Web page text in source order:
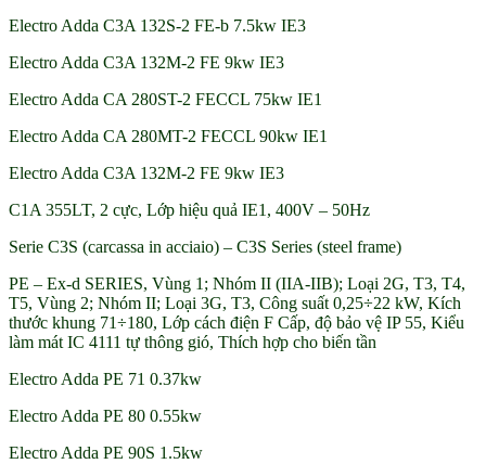
Electro Adda C3A 132S-2 FE-b 7.5kw IE3
Electro Adda C3A 132M-2 FE 9kw IE3
Electro Adda CA 280ST-2 FECCL 75kw IE1
Electro Adda CA 280MT-2 FECCL 90kw IE1
Electro Adda C3A 132M-2 FE 9kw IE3
C1A 355LT, 2 cực, Lớp hiệu quả IE1, 400V – 50Hz
Serie C3S (carcassa in acciaio) – C3S Series (steel frame)
PE – Ex-d SERIES, Vùng 1; Nhóm II (IIA-IIB); Loại 2G, T3, T4,
T5, Vùng 2; Nhóm II; Loại 3G, T3, Công suất 0,25÷22 kW, Kích
thước khung 71÷180, Lớp cách điện F Cấp, độ bảo vệ IP 55, Kiểu
làm mát IC 4111 tự thông gió, Thích hợp cho biến tần
Electro Adda PE 71 0.37kw
Electro Adda PE 80 0.55kw
Electro Adda PE 90S 1.5kw